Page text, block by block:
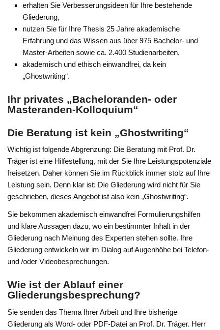
erhalten Sie Verbesserungsideen für Ihre bestehende
Gliederung,
nutzen Sie für Ihre Thesis 25 Jahre akademische
Erfahrung und das Wissen aus über 975 Bachelor- und
Master-Arbeiten sowie ca. 2.400 Studienarbeiten,
akademisch und ethisch einwandfrei, da kein
„Ghostwriting“.
Ihr privates „Bacheloranden- oder
Masteranden-Kolloquium“
Die Beratung ist kein „Ghostwriting“
Wichtig ist folgende Abgrenzung: Die Beratung mit Prof. Dr.
Träger ist eine Hilfestellung, mit der Sie Ihre Leistungspotenziale
freisetzen. Daher können Sie im Rückblick immer stolz auf Ihre
Leistung sein. Denn klar ist: Die Gliederung wird nicht für Sie
geschrieben, dieses Angebot ist also kein „Ghostwriting“.
Sie bekommen akademisch einwandfrei Formulierungshilfen
und klare Aussagen dazu, wo ein bestimmter Inhalt in der
Gliederung nach Meinung des Experten stehen sollte. Ihre
Gliederung entwickeln wir im Dialog auf Augenhöhe bei Telefon-
und /oder Videobesprechungen.
Wie ist der Ablauf einer
Gliederungsbesprechung?
Sie senden das Thema Ihrer Arbeit und Ihre bisherige
Gliederung als Word- oder PDF-Datei an Prof. Dr. Träger. Herr